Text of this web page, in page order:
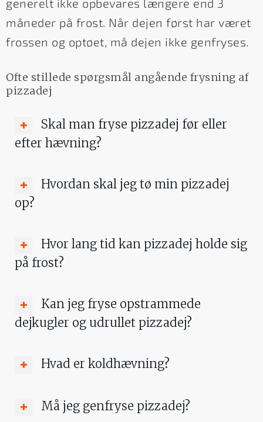
generelt ikke opbevares længere end 3
måneder på frost. Når dejen først har været
frossen og optøet, må dejen ikke genfryses.
Ofte stillede spørgsmål angående frysning af
pizzadej
Skal man fryse pizzadej før eller
efter hævning?
Hvordan skal jeg tø min pizzadej
op?
Hvor lang tid kan pizzadej holde sig
på frost?
Kan jeg fryse opstrammede
dejkugler og udrullet pizzadej?
Hvad er koldhævning?
Må jeg genfryse pizzadej?